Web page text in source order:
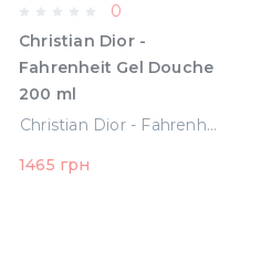
0
Christian Dior -
Fahrenheit Gel Douche
200 ml
(3348901250139)
Christian Dior - Fahrenheit Gel Douche 200 ml (3348901250139)
1465 грн